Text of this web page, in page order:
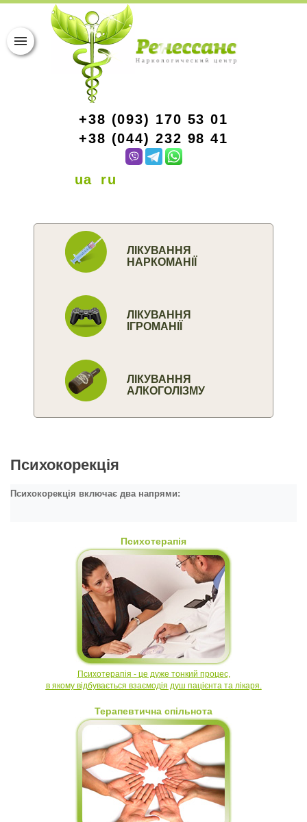
+38 (093) 170 53 01
+38 (044) 232 98 41
ua ru
ЛІКУВАННЯ
НАРКОМАНІЇ
ЛІКУВАННЯ
ІГРОМАНІЇ
ЛІКУВАННЯ
АЛКОГОЛІЗМУ
Психокорекція
Психокорекція включає два напрями:
Психотерапія
Психотерапія - це дуже тонкий процес,
в якому відбувається взаємодія душ пацієнта та лікаря.
Терапевтична спільнота